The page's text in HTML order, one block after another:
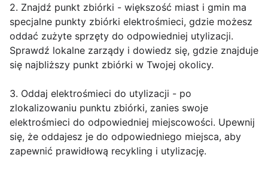
2. Znajdź punkt zbiórki - większość miast i gmin ma
specjalne punkty zbiórki elektrośmieci, gdzie możesz
oddać zużyte sprzęty do odpowiedniej utylizacji.
Sprawdź lokalne zarządy i dowiedz się, gdzie znajduje
się najbliższy punkt zbiórki w Twojej okolicy.
3. Oddaj elektrośmieci do utylizacji - po
zlokalizowaniu punktu zbiórki, zanies swoje
elektrośmieci do odpowiedniej miejscowości. Upewnij
się, że oddajesz je do odpowiedniego miejsca, aby
zapewnić prawidłową recykling i utylizację.